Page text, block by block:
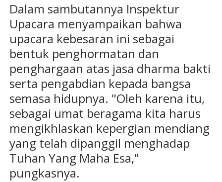
Dalam sambutannya Inspektur
Upacara menyampaikan bahwa
upacara kebesaran ini sebagai
bentuk penghormatan dan
penghargaan atas jasa dharma bakti
serta pengabdian kepada bangsa
semasa hidupnya. "Oleh karena itu,
sebagai umat beragama kita harus
mengikhlaskan kepergian mendiang
yang telah dipanggil menghadap
Tuhan Yang Maha Esa,"
pungkasnya.